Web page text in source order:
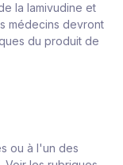
la lamivudine et
médecins devront
du produit de
ou à l'un des